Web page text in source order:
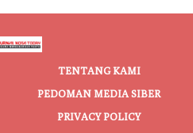
TENTANG KAMI
PEDOMAN MEDIA SIBER
PRIVACY POLICY